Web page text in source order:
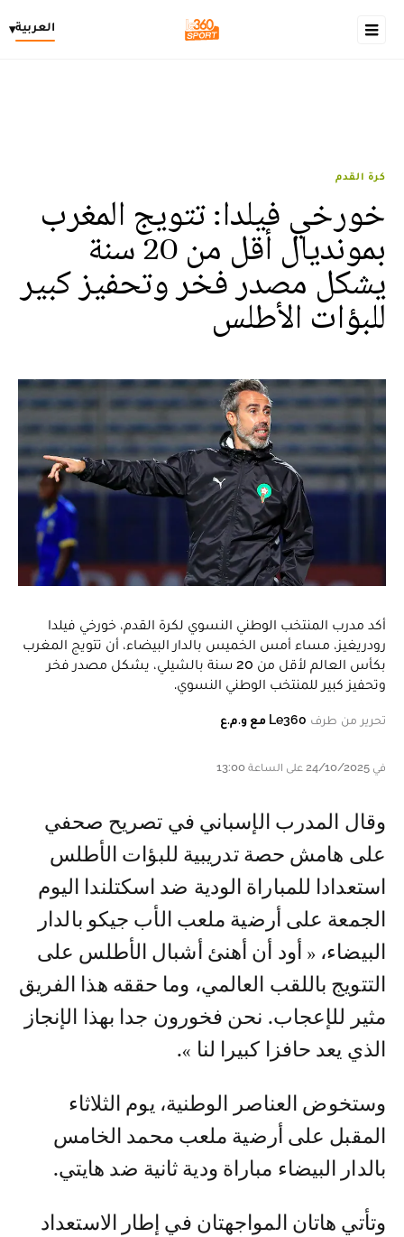
العربية▾
كرة القدم
خورخي فيلدا: تتويج المغرب
بمونديال أقل من 20 سنة
يشكل مصدر فخر وتحفيز كبير
للبؤات الأطلس
أكد مدرب المنتخب الوطني النسوي لكرة القدم، خورخي فيلدا
رودريغيز، مساء أمس الخميس بالدار البيضاء، أن تتويج المغرب
بكأس العالم لأقل من 20 سنة بالشيلي، يشكل مصدر فخر
وتحفيز كبير للمنتخب الوطني النسوي.
تحرير من طرف Le360 مع و.م.ع
في 24/10/2025 على الساعة 13:00
وقال المدرب الإسباني في تصريح صحفي
على هامش حصة تدريبية للبؤات الأطلس
استعدادا للمباراة الودية ضد اسكتلندا اليوم
الجمعة على أرضية ملعب الأب جيكو بالدار
البيضاء، « أود أن أهنئ أشبال الأطلس على
التتويج باللقب العالمي، وما حققه هذا الفريق
مثير للإعجاب. نحن فخورون جدا بهذا الإنجاز
الذي يعد حافزا كبيرا لنا ».
وستخوض العناصر الوطنية، يوم الثلاثاء
المقبل على أرضية ملعب محمد الخامس
بالدار البيضاء مباراة ودية ثانية ضد هايتي.
وتأتي هاتان المواجهتان في إطار الاستعداد